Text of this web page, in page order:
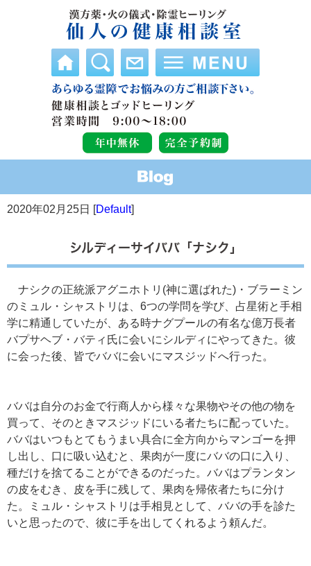
2020年02月25日 [Default]
シルディーサイババ「ナシク」
ナシクの正統派アグニホトリ(神に選ばれた)・ブラーミン
のミュル・シャストリは、6つの学問を学び、占星術と手相
学に精通していたが、ある時ナグプールの有名な億万長者
バプサヘブ・バティ氏に会いにシルディにやってきた。彼
に会った後、皆でババに会いにマスジッドへ行った。
ババは自分のお金で行商人から様々な果物やその他の物を
買って、そのときマスジッドにいる者たちに配っていた。
ババはいつもとてもうまい具合に全方向からマンゴーを押
し出し、口に吸い込むと、果肉が一度にババの口に入り、
種だけを捨てることができるのだった。ババはプランタン
の皮をむき、皮を手に残して、果肉を帰依者たちに分け
た。ミュル・シャストリは手相見として、ババの手を診た
いと思ったので、彼に手を出してくれるよう頼んだ。